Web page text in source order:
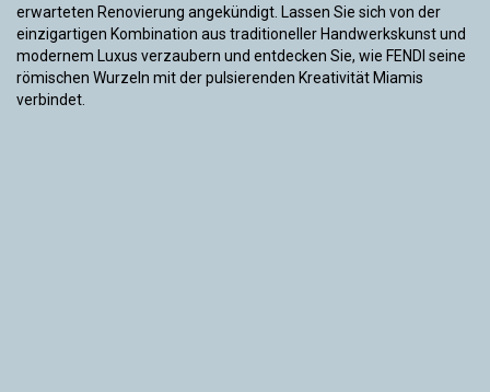
erwarteten Renovierung angekündigt. Lassen Sie sich von der
einzigartigen Kombination aus traditioneller Handwerkskunst und
modernem Luxus verzaubern und entdecken Sie, wie FENDI seine
römischen Wurzeln mit der pulsierenden Kreativität Miamis
verbindet.